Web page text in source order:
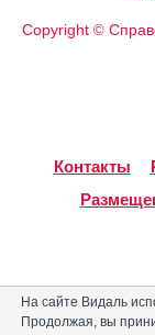
Copyright ©
Контакты
На сайте Видаль
Продолжая, вы